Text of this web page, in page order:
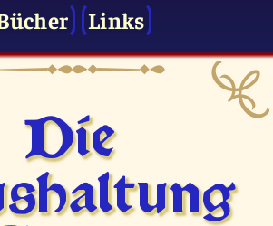
Links
Die